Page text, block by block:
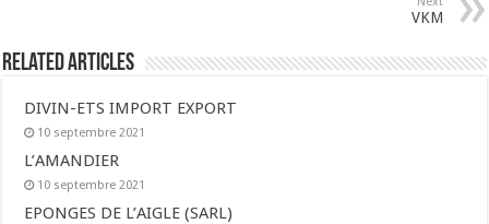
VKM
Related Articles
DIVIN-ETS IMPORT EXPORT
10 septembre 2021
L’AMANDIER
10 septembre 2021
EPONGES DE L’AIGLE (SARL)